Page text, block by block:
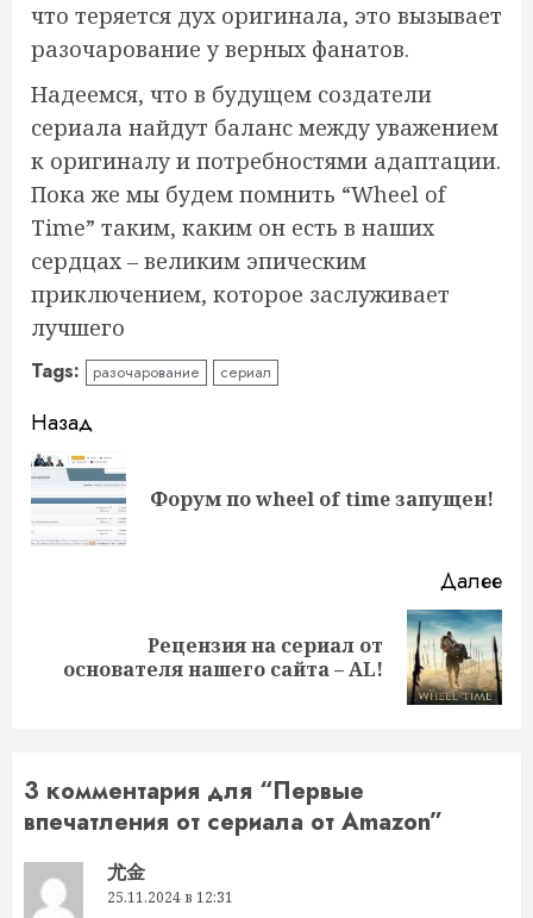
что теряется дух оригинала, это вызывает
разочарование у верных фанатов.
Надеемся, что в будущем создатели
сериала найдут баланс между уважением
к оригиналу и потребностями адаптации.
Пока же мы будем помнить “Wheel of
Time” таким, каким он есть в наших
сердцах – великим эпическим
приключением, которое заслуживает
лучшего
Tags: разочарование сериал
Продолжить
чтение
Назад
Форум по wheel of time запущен!
Далее
Следующая
запись:
Рецензия на сериал от
основателя нашего сайта – AL!
3 комментария для “Первые
впечатления от сериала от Amazon”
尤金
25.11.2024 в 12:31